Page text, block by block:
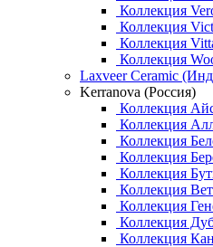
Коллекция
Коллекция
Коллекция
Коллекция
Laxveer Ceramic
Kerranova (Россия)
Коллекция
Коллекция
Коллекция
Коллекция
Коллекция
Коллекция
Коллекция
Коллекция
Коллекция